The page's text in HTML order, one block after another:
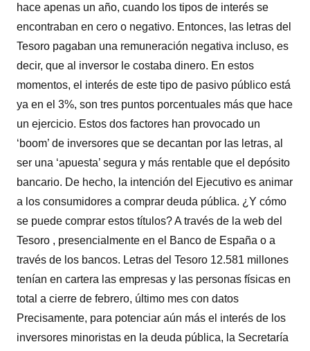
hace apenas un año, cuando los tipos de interés se
encontraban en cero o negativo. Entonces, las letras del
Tesoro pagaban una remuneración negativa incluso, es
decir, que al inversor le costaba dinero. En estos
momentos, el interés de este tipo de pasivo público está
ya en el 3%, son tres puntos porcentuales más que hace
un ejercicio. Estos dos factores han provocado un
‘boom’ de inversores que se decantan por las letras, al
ser una ‘apuesta’ segura y más rentable que el depósito
bancario. De hecho, la intención del Ejecutivo es animar
a los consumidores a comprar deuda pública. ¿Y cómo
se puede comprar estos títulos? A través de la web del
Tesoro , presencialmente en el Banco de España o a
través de los bancos. Letras del Tesoro 12.581 millones
tenían en cartera las empresas y las personas físicas en
total a cierre de febrero, último mes con datos
Precisamente, para potenciar aún más el interés de los
inversores minoristas en la deuda pública, la Secretaría